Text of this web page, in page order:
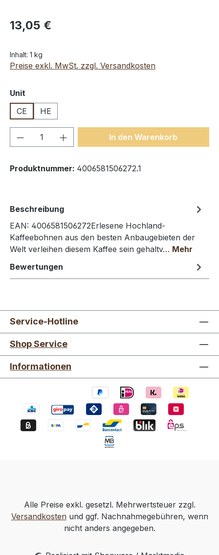
13,05 €
Inhalt: 1 kg
Preise exkl. MwSt. zzgl. Versandkosten
Unit
CE
HE
Produkt Anzahl: Gib denIn den Warenkorb
Produktnummer: 4006581506272.1
Beschreibung
EAN: 4006581506272Erlesene Hochland-
Kaffeebohnen aus den besten Anbaugebieten der
Welt verleihen diesem Kaffee sein gehaltv… Mehr
Bewertungen
Service-Hotline
Shop Service
Informationen
Alle Preise exkl. gesetzl. Mehrwertsteuer zzgl.
Versandkostenund ggf. Nachnahmegebühren, wenn
nicht anders angegeben.